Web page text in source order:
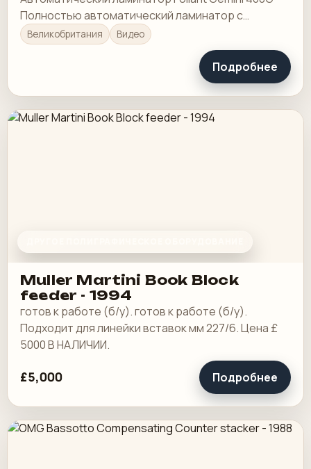
Полностью автоматический ламинатор с
цифровой печатью.
Великобритания Видео
Подробнее
Muller Martini Book Block
feeder - 1994
готов к работе (б/у). готов к работе (б/у).
Подходит для линейки вставок мм 227/6. Цена £
5000 В НАЛИЧИИ.
£5,000 Подробнее